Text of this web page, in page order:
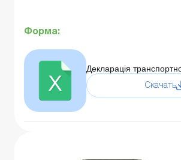
Форма:
Декларація
Скачать